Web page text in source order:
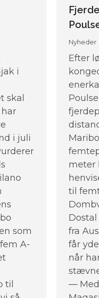
i
skal
i juli
som
A-
til
Nyheder
Efter
meter
til
fra
får
når
— Med